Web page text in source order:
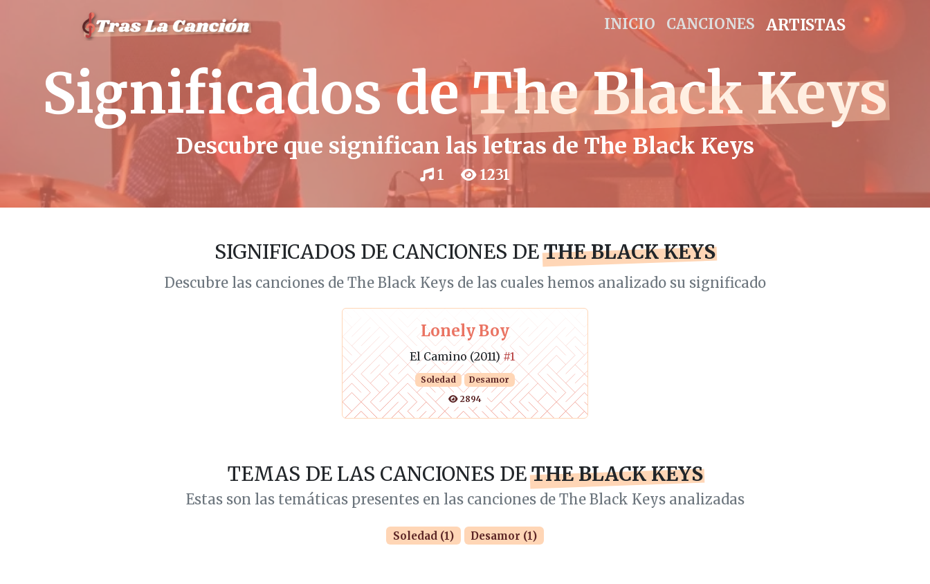
INICIO CANCIONES ARTISTAS
Significados deThe Black Keys
Descubre que significan las letras de The Black Keys
1 1231
SIGNIFICADOS DE CANCIONES DETHE BLACK KEYS
Descubre las canciones de The Black Keys de las cuales hemos analizado su significado
Lonely Boy
El Camino (2011) #1
Soledad
Desamor
2894
TEMAS DE LAS CANCIONES DETHE BLACK KEYS
Estas son las temáticas presentes en las canciones de The Black Keys analizadas
Soledad (1) Desamor (1)